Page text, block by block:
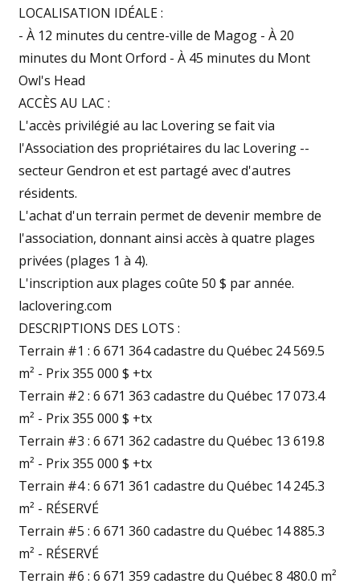
LOCALISATION IDÉALE :
- À 12 minutes du centre-ville de Magog - À 20
minutes du Mont Orford - À 45 minutes du Mont
Owl's Head
ACCÈS AU LAC :
L'accès privilégié au lac Lovering se fait via
l'Association des propriétaires du lac Lovering --
secteur Gendron et est partagé avec d'autres
résidents.
L'achat d'un terrain permet de devenir membre de
l'association, donnant ainsi accès à quatre plages
privées (plages 1 à 4).
L'inscription aux plages coûte 50 $ par année.
laclovering.com
DESCRIPTIONS DES LOTS :
Terrain #1 : 6 671 364 cadastre du Québec 24 569.5
m² - Prix 355 000 $ +tx
Terrain #2 : 6 671 363 cadastre du Québec 17 073.4
m² - Prix 355 000 $ +tx
Terrain #3 : 6 671 362 cadastre du Québec 13 619.8
m² - Prix 355 000 $ +tx
Terrain #4 : 6 671 361 cadastre du Québec 14 245.3
m² - RÉSERVÉ
Terrain #5 : 6 671 360 cadastre du Québec 14 885.3
m² - RÉSERVÉ
Terrain #6 : 6 671 359 cadastre du Québec 8 480.0 m²